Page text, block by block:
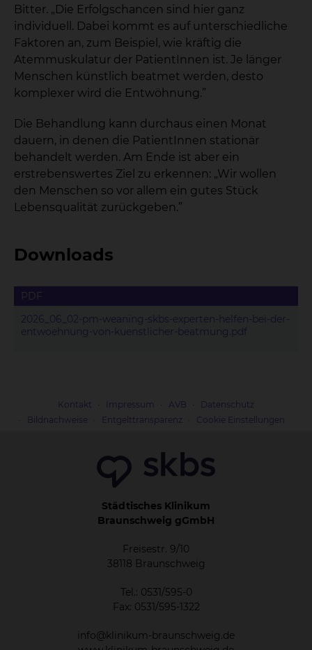
Bitter. „Die Erfolgschancen sind hier ganz
individuell. Dabei kommt es auf unterschiedliche
Faktoren an, zum Beispiel, wie kräftig die
Atemmuskulatur der PatientInnen ist. Je länger
Menschen künstlich beatmet werden, desto
komplexer wird die Entwöhnung.”
Die Behandlung kann durchaus einen Monat
dauern, in denen die PatientInnen stationär
behandelt werden. Am Ende ist aber ein
erstrebenswertes Ziel zu erkennen: „Wir wollen
den Menschen so vor allem ein gutes Stück
Lebensqualität zurückgeben.”
Downloads
PDF
2026_06_02-pm-weaning-skbs-experten-helfen-bei-der-
entwoehnung-von-kuenstlicher-beatmung.pdf
Kontakt Impressum AVB
Datenschutz
Bildnachweise
Entgelttransparenz Cookie Einstellungen
Städtisches Klinikum
Braunschweig gGmbH
Freisestr. 9/10
38118 Braunschweig
Tel.: 0531/595-0
Fax: 0531/595-1322
info@klinikum-braunschweig.de